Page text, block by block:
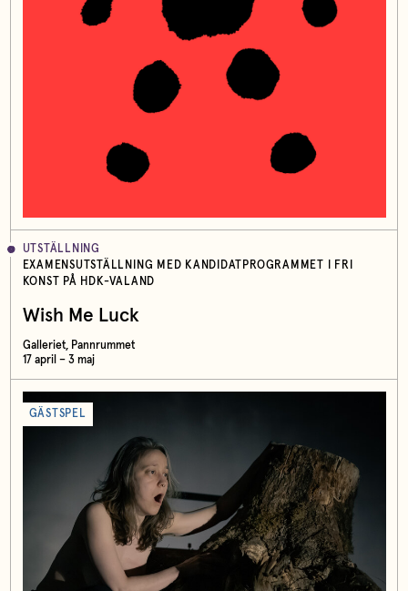
UTSTÄLLNING
EXAMENSUTSTÄLLNING MED KANDIDATPROGRAMMET I FRI
KONST PÅ HDK-VALAND
Wish Me Luck
Galleriet, Pannrummet
17 april – 3 maj
GÄSTSPEL